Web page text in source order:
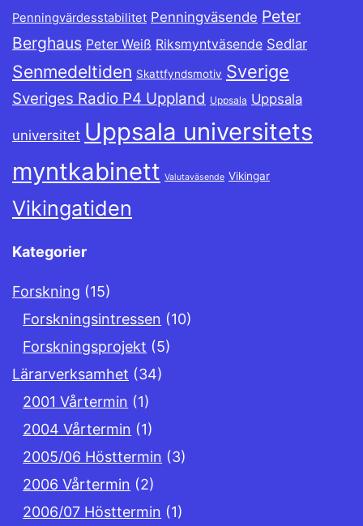
Penningvärdesstabilitet Penningväsende Peter
Berghaus Peter Weiß Riksmyntväsende Sedlar
Senmedeltiden Skattfyndsmotiv Sverige
Sveriges Radio P4 Uppland Uppsala Uppsala
universitet Uppsala universitets
myntkabinett Valutaväsende Vikingar
Vikingatiden
Kategorier
Forskning (15)
Forskningsintressen (10)
Forskningsprojekt (5)
Lärarverksamhet (34)
2001 Vårtermin (1)
2004 Vårtermin (1)
2005/06 Hösttermin (3)
2006 Vårtermin (2)
2006/07 Hösttermin (1)